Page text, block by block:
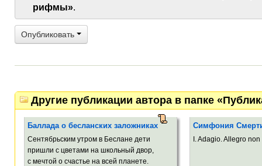
рифмы».
Опубликовать
Другие публикации автора в папке
Баллада о бесланских заложниках
Сентябрьским утром в Беслане дети
пришли с цветами на школьный двор,
с мечтой о счастье на всей планете.
Симфония
I. Adagio. Allegro non